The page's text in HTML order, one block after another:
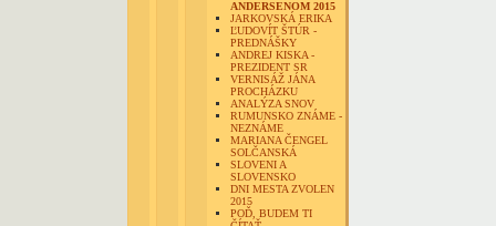
ANDERSENOM 2015
JARKOVSKÁ ERIKA
ĽUDOVÍT ŠTÚR -
PREDNÁŠKY
ANDREJ KISKA -
PREZIDENT SR
VERNISÁŽ JÁNA
PROCHÁZKU
ANALÝZA SNOV
RUMUNSKO ZNÁME -
NEZNÁME
MARIANA ČENGEL
SOLČANSKÁ
SLOVENI A
SLOVENSKO
DNI MESTA ZVOLEN
2015
POĎ, BUDEM TI